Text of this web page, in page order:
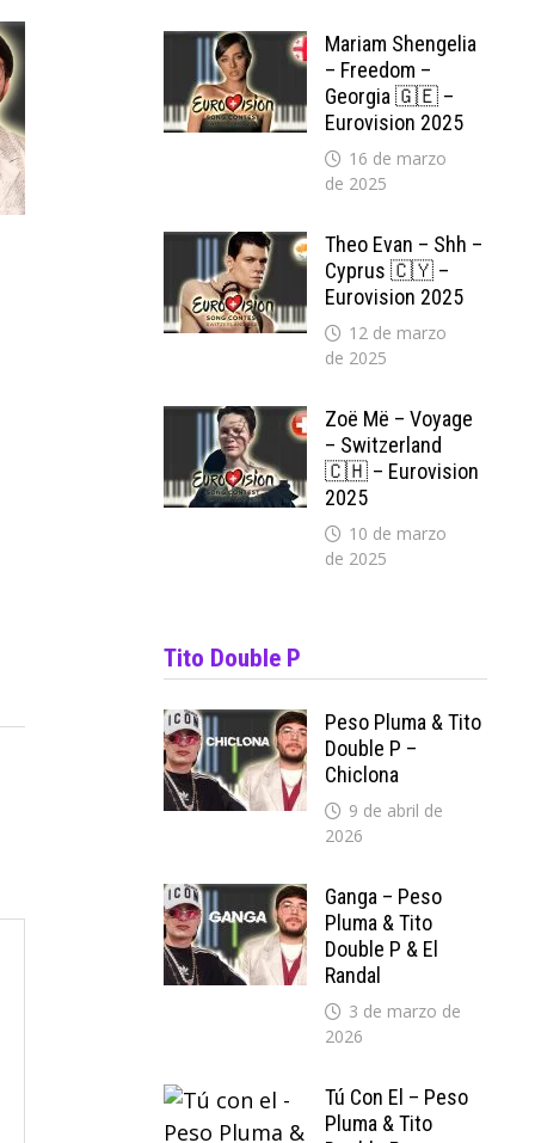
Mariam Shengelia
– Freedom –
Georgia 🇬🇪 –
Eurovision 2025
16 de marzo
de 2025
Theo Evan – Shh –
Cyprus 🇨🇾 –
Eurovision 2025
12 de marzo
de 2025
Zoë Më – Voyage
– Switzerland
🇨🇭 – Eurovision
2025
10 de marzo
de 2025
Tito Double P
Peso Pluma & Tito
Double P –
Chiclona
9 de abril de
2026
Ganga – Peso
Pluma & Tito
Double P & El
Randal
3 de marzo de
2026
Tú Con El – Peso
Pluma & Tito